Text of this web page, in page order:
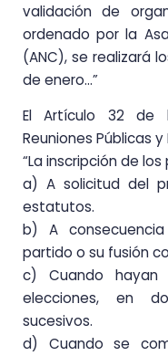
validación de
ordenado por la
(ANC), se realizará
de enero…”
El Artículo 32 de
Reuniones Públicas
“La inscripción de
a) A solicitud del
estatutos.
b) A
partido o su fusión
c) Cuando
elecciones, en
sucesivos.
d) Cuando se